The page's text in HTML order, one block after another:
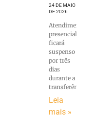
24 DE MAIO
DE 2026
Atendimento
presencial
ficará
suspenso
por três
dias
durante a
transferência
Leia
mais »